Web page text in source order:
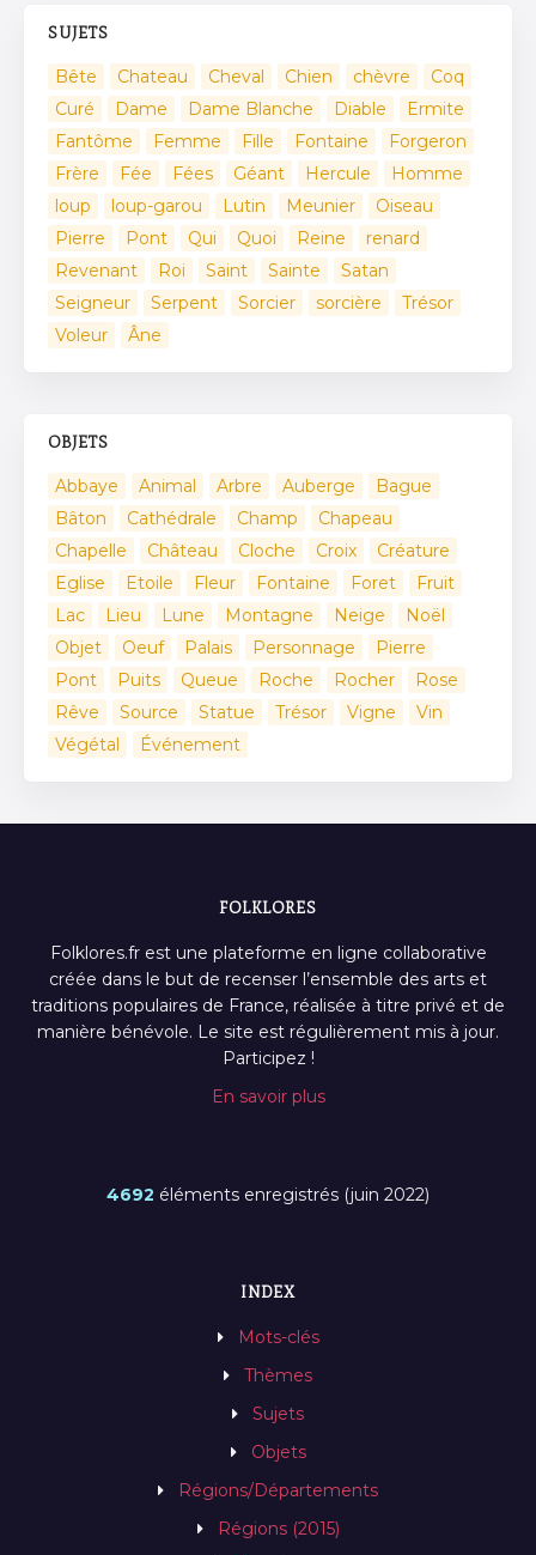
SUJETS
Bête Chateau Cheval Chien chèvre
Coq
Curé
Dame Dame Blanche Diable
Ermite
Fantôme
Femme Fille Fontaine
Forgeron
Frère
Fée Fées Géant Hercule
Homme
loup
loup-garou Lutin Meunier
Oiseau
Pierre
Pont Qui Quoi Reine
renard
Revenant
Roi Saint Sainte
Satan
Seigneur
Serpent Sorcier sorcière
Trésor
Voleur
Âne
OBJETS
Abbaye Animal Arbre Auberge
Bague
Bâton
Cathédrale Champ
Chapeau
Chapelle
Château Cloche Croix
Créature
Eglise
Etoile Fleur Fontaine Foret
Fruit
Lac
Lieu Lune Montagne Neige
Noël
Objet
Oeuf Palais Personnage
Pierre
Pont
Puits Queue Roche Rocher
Rose
Rêve
Source Statue Trésor Vigne
Vin
Végétal
Événement
FOLKLORES
Folklores.fr est une plateforme en ligne collaborative
créée dans le but de recenser l’ensemble des arts et
traditions populaires de France, réalisée à titre privé et de
manière bénévole. Le site est régulièrement mis à jour.
Participez !
En savoir plus
4692 éléments enregistrés (juin 2022)
INDEX
Mots-clés
Thèmes
Sujets
Objets
Régions/Départements
Régions (2015)